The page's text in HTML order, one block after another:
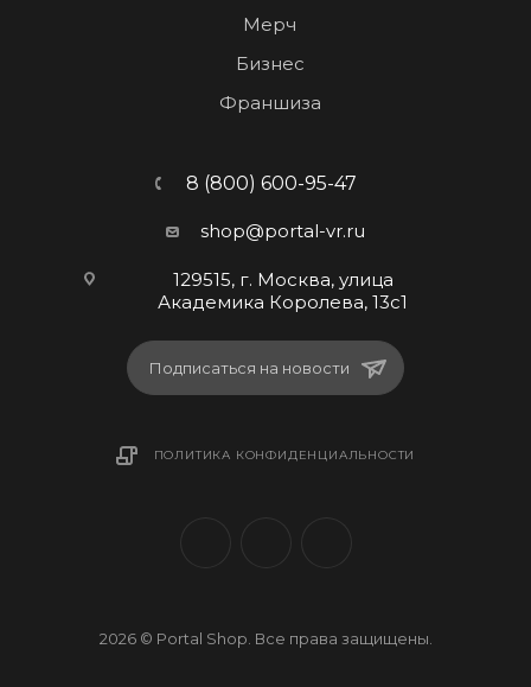
Мерч
Бизнес
Франшиза
8 (800) 600-95-47
shop@portal-vr.ru
129515, г. Москва, улица
Академика Королева, 13с1
Подписаться на новости
ПОЛИТИКА КОНФИДЕНЦИАЛЬНОСТИ
2026 © Portal Shop. Все права защищены.